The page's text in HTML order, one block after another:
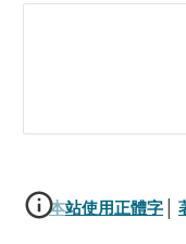
本站使用正體字